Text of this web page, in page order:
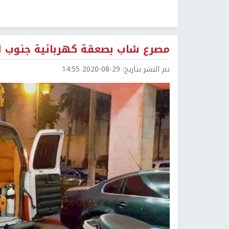
مصرع شاب بصعقة كهربائية جنوب
تم النشر بتاريخ: 2020-08-29 14:55